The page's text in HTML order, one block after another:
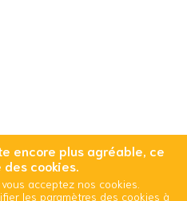
- Tous droits réservés
Mentions légales
encore plus agréable, ce
cookies.
acceptez nos cookies.
les paramètres des cookies à